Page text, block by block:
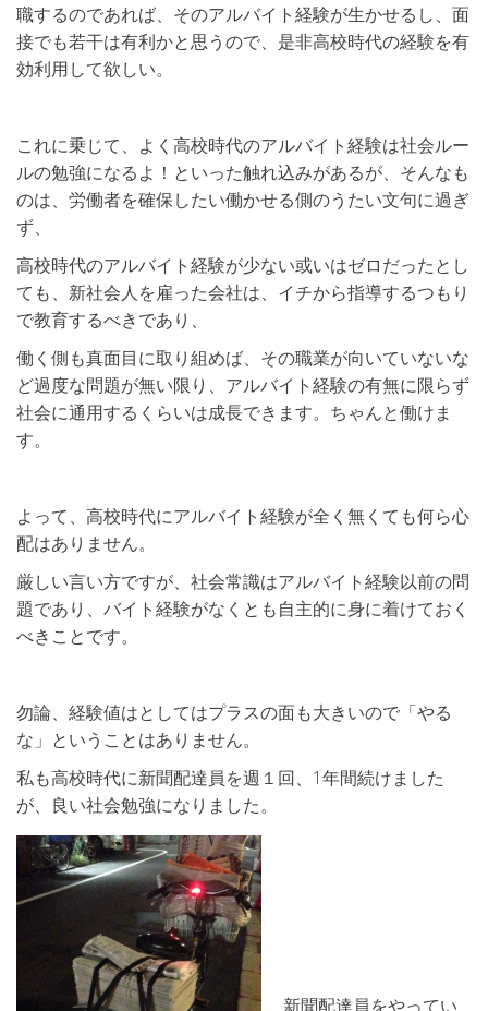
職するのであれば、そのアルバイト経験が生かせるし、面
接でも若干は有利かと思うので、是非高校時代の経験を有
効利用して欲しい。
これに乗じて、よく高校時代のアルバイト経験は社会ルー
ルの勉強になるよ！といった触れ込みがあるが、そんなも
のは、労働者を確保したい働かせる側のうたい文句に過ぎ
ず、
高校時代のアルバイト経験が少ない或いはゼロだったとし
ても、新社会人を雇った会社は、イチから指導するつもり
で教育するべきであり、
働く側も真面目に取り組めば、その職業が向いていないな
ど過度な問題が無い限り、アルバイト経験の有無に限らず
社会に通用するくらいは成長できます。ちゃんと働けま
す。
よって、高校時代にアルバイト経験が全く無くても何ら心
配はありません。
厳しい言い方ですが、社会常識はアルバイト経験以前の問
題であり、バイト経験がなくとも自主的に身に着けておく
べきことです。
勿論、経験値はとしてはプラスの面も大きいので「やる
な」ということはありません。
私も高校時代に新聞配達員を週１回、1年間続けました
が、良い社会勉強になりました。
新聞配達員をやってい